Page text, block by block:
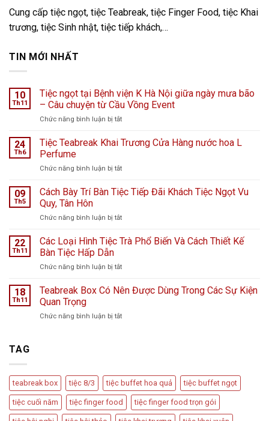
Cung cấp tiệc ngọt, tiệc Teabreak, tiệc Finger Food, tiệc Khai
trương, tiệc Sinh nhật, tiệc tiếp khách,…
TIN MỚI NHẤT
10
Th11
Tiệc ngọt tại Bệnh viện K Hà Nội giữa ngày mưa bão
– Câu chuyện từ Cầu Vồng Event
Chức năng bình luận bị tắtở
ngọt
viện
Hà
ngày
bão
Cầu
24
Th6
Tiệc Teabreak Khai Trương Cửa Hàng nước hoa L
Perfume
Chức năng bình luận bị tắtở
Teabreak
Khai
Cửa
nước
Perfume
09
Th5
Cách Bày Trí Bàn Tiệc Tiếp Đãi Khách Tiệc Ngọt Vu
Quy, Tân Hôn
Chức năng bình luận bị tắtở
Bày
Tiệc
Đãi
Ngọt
22
Th11
Các Loại Hình Tiệc Trà Phổ Biến Và Cách Thiết Kế
Bàn Tiệc Hấp Dẫn
Chức năng bình luận bị tắtở
Loại
Trà
Kế
Bàn
Tiệc
Hấp
18
Th11
Teabreak Box Có Nên Được Dùng Trong Các Sự Kiện
Quan Trọng
Chức năng bình luận bị tắtở
Dùng
Trong
Các
Sự
Kiện
TAG
teabreak box tiệc 8/3 tiệc buffet hoa quả tiệc buffet ngọt
tiệc cuối năm tiệc finger food tiệc finger food trọn gói